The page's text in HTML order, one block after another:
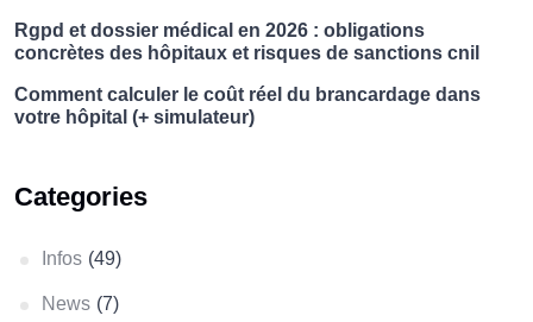
Rgpd et dossier médical en 2026 : obligations
concrètes des hôpitaux et risques de sanctions cnil
Comment calculer le coût réel du brancardage dans
votre hôpital (+ simulateur)
Categories
Infos (49)
News (7)